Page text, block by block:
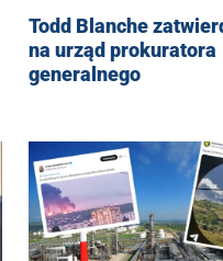
Todd Blanche
na urząd prokuratora
generalnego